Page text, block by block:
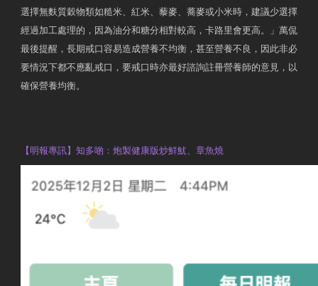
選擇無麩質穀物類如糙米、紅米、藜麥、蕎麥或小米時，建議少選擇
經過加工處理的，因為油分和糖分相對較高，卡路里會更高。」萬侃
最後提醒，長期戒口容易造成營養不均衡，甚至營養不良，因此非必
要情況下都不應亂戒口，要戒口時亦最好諮詢註冊營養師的意見，以
確保營養均衡。
【明報專訊】知多啲：炮製健康版炒鮮魷、章魚燒